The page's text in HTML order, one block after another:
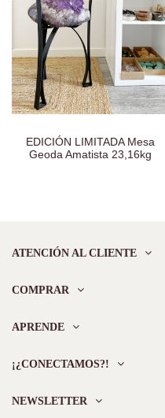
EDICIÓN LIMITADA Mesa
Geoda Amatista 23,16kg
ATENCIÓN AL CLIENTE
COMPRAR
APRENDE
¡¿CONECTAMOS?!
NEWSLETTER